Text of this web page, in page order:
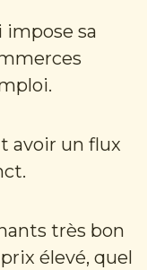
sa
avoir un flux
très bon
élevé, quel